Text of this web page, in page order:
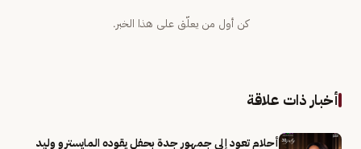
كن أول من يعلّق على هذا الخبر.
أخبار ذات علاقة
أحلام تعود إلى جمهور جدة بحفل يقوده المايسترو وليد